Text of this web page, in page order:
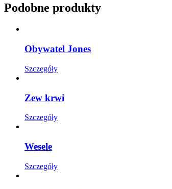
Podobne produkty
Obywatel Jones
Szczegóły
Zew krwi
Szczegóły
Wesele
Szczegóły